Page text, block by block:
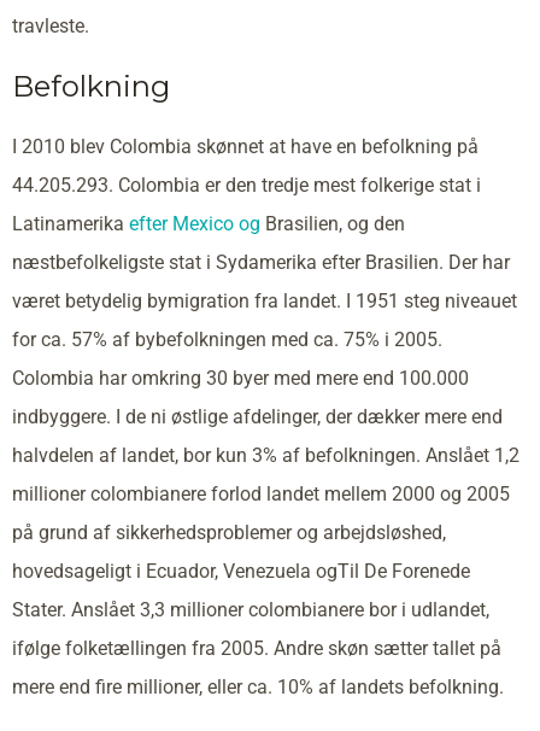
travleste.
Befolkning
I 2010 blev Colombia skønnet at have en befolkning på
44.205.293. Colombia er den tredje mest folkerige stat i
Latinamerika efter Mexico og Brasilien, og den
næstbefolkeligste stat i Sydamerika efter Brasilien. Der har
været betydelig bymigration fra landet. I 1951 steg niveauet
for ca. 57% af bybefolkningen med ca. 75% i 2005.
Colombia har omkring 30 byer med mere end 100.000
indbyggere. I de ni østlige afdelinger, der dækker mere end
halvdelen af landet, bor kun 3% af befolkningen. Anslået 1,2
millioner colombianere forlod landet mellem 2000 og 2005
på grund af sikkerhedsproblemer og arbejdsløshed,
hovedsageligt i Ecuador, Venezuela ogTil De Forenede
Stater. Anslået 3,3 millioner colombianere bor i udlandet,
ifølge folketællingen fra 2005. Andre skøn sætter tallet på
mere end fire millioner, eller ca. 10% af landets befolkning.